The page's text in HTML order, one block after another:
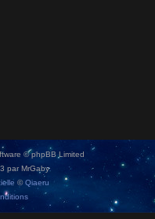
© phpBB Limited
par MrGaby
©Qiaeru